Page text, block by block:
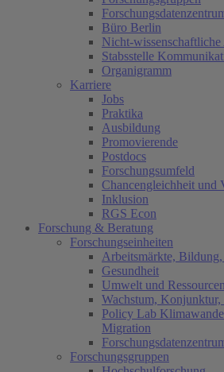
Büro Berlin
Nicht-
Stabsstelle
Organigramm
Karriere
Jobs
Praktika
Ausbildung
Promovierende
Postdocs
Forschungsumfeld
Chancengleichheit und
Inklusion
RGS Econ
Forschung & Beratung
Forschungseinheiten
Arbeitsmärkte,
Gesundheit
Umwelt und Ressourcen
Wachstum,
Policy Lab
Migration
Forschungsgruppen